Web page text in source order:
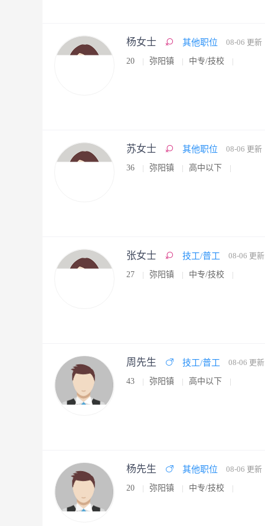
杨女士 其他职位 08-06 更新
20 弥阳镇 中专/技校
苏女士 其他职位 08-06 更新
36 弥阳镇 高中以下
张女士 技工/普工 08-06 更新
27 弥阳镇 中专/技校
周先生 技工/普工 08-06 更新
43 弥阳镇 高中以下
杨先生 其他职位 08-06 更新
20 弥阳镇 中专/技校